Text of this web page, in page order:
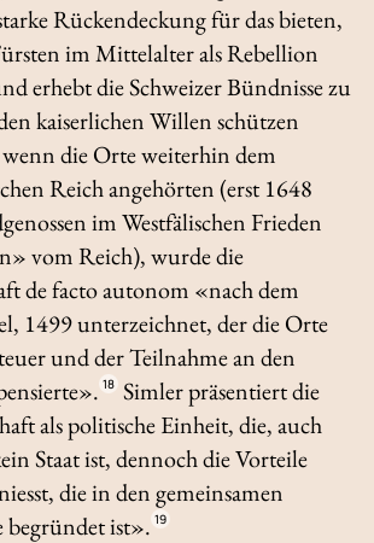
Rückendeckung für das bieten,
im Mittelalter als Rebellion
erhebt die Schweizer Bündnisse zu
kaiserlichen Willen schützen
die Orte weiterhin dem
Reich angehörten (erst 1648
im Westfälischen Frieden
vom Reich), wurde die
de factoautonom «nach dem
1499 unterzeichnet, der die Orte
und der Teilnahme an den
18 Simler präsentiert die
als politische Einheit, die, auch
Staat ist, dennoch die Vorteile
die in den gemeinsamen
begründet ist». 19